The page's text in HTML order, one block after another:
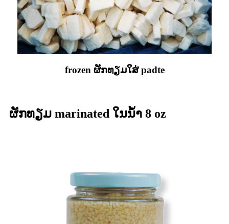
frozen ຜັກທຽມໃສ່ padte
ຜັກທຽມ marinated ໃນນ້ໍາ 8 oz